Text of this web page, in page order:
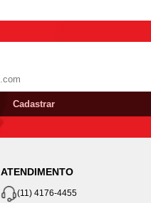
Cadastrar
ATENDIMENTO
(11) 4176-4455